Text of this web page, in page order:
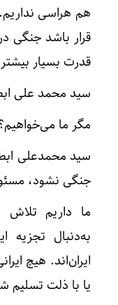
هم هراسی
قرار باشد جنگی
قدرت بسیار
سید محمد علی
مگر ما
سید محمدعلی
جنگی نشود،
ما داریم تلاش
به‌دنبال تجزیه
ایران‌اند. هیچ
یا با ذلت تسلیم